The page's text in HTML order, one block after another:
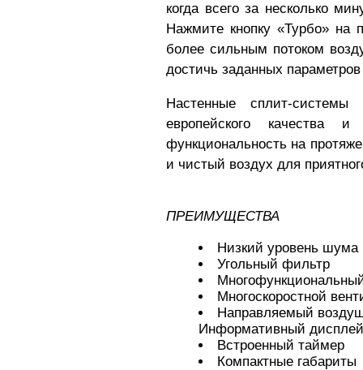
когда всего за несколько
Нажмите кнопку «Турбо» на
более сильным потоком
достичь заданных
Настенные сплит-
европейского качества и
функциональность на
и чистый воздух для
ПРЕИМУЩЕСТВА
Низкий уровень шума
Угольный фильтр
Многоскоростной
Направляемый
Информативный дисплей
Встроенный таймер
Компактные габариты